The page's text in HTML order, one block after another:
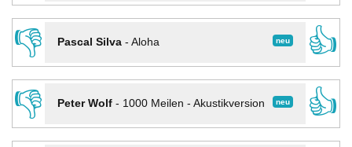
👎
neu
Pascal Silva- Aloha
👍
👎
neu
Peter Wolf- 1000 Meilen - Akustikversion
👍